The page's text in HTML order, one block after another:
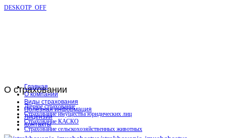
DESKOTP_OFF
О страховании
Личное страхование
Страхование имущества юридических лиц
Страхование КАСКО
Страхование сельскохозяйственных животных
Главная
О компании
Виды страхования
Полезная информация
Лицензии
Контакты